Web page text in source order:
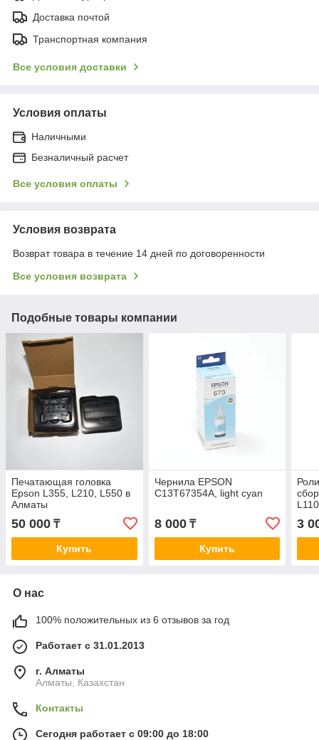
Доставка почтой
Транспортная компания
Все условия доставки
Условия оплаты
Наличными
Безналичный расчет
Все условия оплаты
Условия возврата
Возврат товара в течение 14 дней по договоренности
Все условия возврата
Подобные товары компании
Печатающая головка
Epson L355, L210, L550 в
Алматы
50 000 ₸
Купить
Чернила EPSON
C13T67354A, light cyan
8 000₸
Купить
3
О нас
100% положительных из 6 отзывов за год
Работает с 31.01.2013
г. Алматы
Алматы, Казахстан
Контакты
Сегодня работает с 09:00 до 18:00